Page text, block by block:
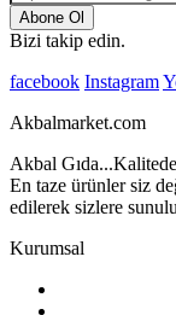
Abone Ol
Bizi takip edin.
facebook Instagram
Akbalmarket.com
Akbal
En taze ürünler siz
edilerek sizlere
Kurumsal